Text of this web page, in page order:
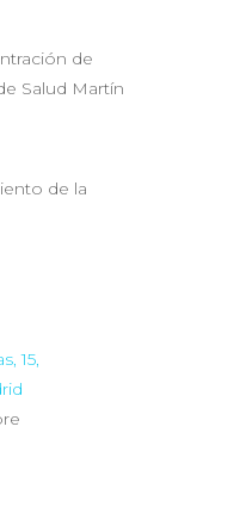
de
Salud Martín
de la
15,